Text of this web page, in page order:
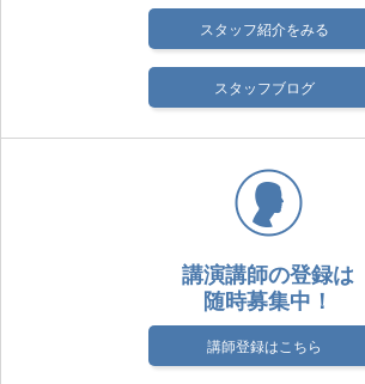
スタッフ紹介をみる
スタッフブログ
講演講師の登録は
随時募集中！
講師登録はこちら